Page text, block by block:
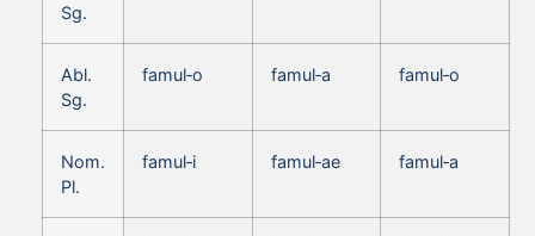
Sg.
Abl.
Sg.
famul‑o famul‑a famul‑o
Nom.
Pl.
famul‑i famul‑ae famul‑a